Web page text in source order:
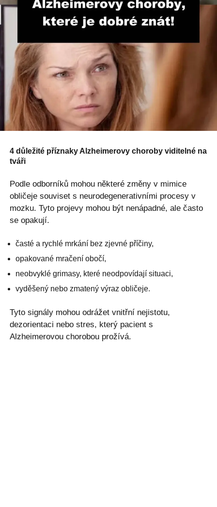
4 důležité příznaky Alzheimerovy choroby viditelné na
tváři
Podle odborníků mohou některé změny v mimice
obličeje souviset s neurodegenerativními procesy v
mozku. Tyto projevy mohou být nenápadné, ale často
se opakují.
časté a rychlé mrkání bez zjevné příčiny,
opakované mračení obočí,
neobvyklé grimasy, které neodpovídají situaci,
vyděšený nebo zmatený výraz obličeje.
Tyto signály mohou odrážet vnitřní nejistotu,
dezorientaci nebo stres, který pacient s
Alzheimerovou chorobou prožívá.